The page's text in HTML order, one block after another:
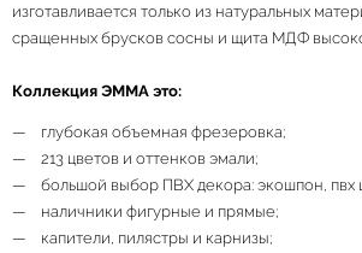
изготавливается только из натуральных
сращенных брусков сосны и щита МДФ
Коллекция ЭММА это:
глубокая объемная фрезеровка;
213 цветов и оттенков эмали;
большой выбор ПВХ декора: экошпон, пвх
наличники фигурные и прямые;
капители, пилястры и карнизы;